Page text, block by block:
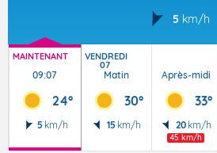
5 km/h
MAINTENANT
09:07
24°
5 km/h
VENDREDI
07
Matin
30°
15 km/h
Après-midi
33°
20 km/h
45 km/h